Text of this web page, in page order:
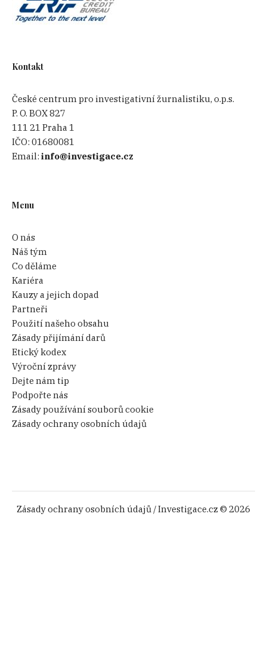
Kontakt
České centrum pro investigativní žurnalistiku, o.p.s.
P. O. BOX 827
111 21 Praha 1
IČO:01680081
Email:info@investigace.cz
Menu
O nás
Náš tým
Co děláme
Kariéra
Kauzy a jejich dopad
Partneři
Použití našeho obsahu
Zásady přijímání darů
Etický kodex
Výroční zprávy
Dejte nám tip
Podpořte nás
Zásady používání souborů cookie
Zásady ochrany osobních údajů
Zásady ochrany osobních údajů / Investigace.cz © 2026